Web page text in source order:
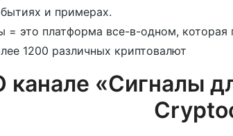
и примерах.
= это платформа все-в-одном,
1200 различных криптовалют
канале «Сигналы